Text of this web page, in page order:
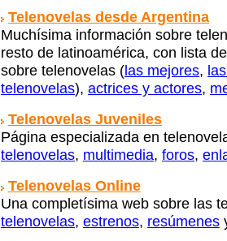
Telenovelas desde Argentina
Muchísima información sobre
resto de latinoamérica, con lista
sobre telenovelas (las mejores,
telenovelas), actrices y actores,
Telenovelas Juveniles
Página especializada en
telenovelas, multimedia, foros,
Telenovelas Online
Una completísima web sobre las
telenovelas, estrenos, resúmenes